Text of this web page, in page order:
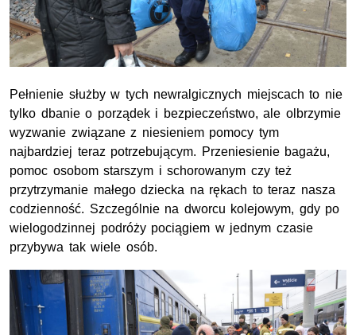
Pełnienie służby w tych newralgicznych miejscach to nie
tylko dbanie o porządek i bezpieczeństwo, ale olbrzymie
wyzwanie związane z niesieniem pomocy tym
najbardziej teraz potrzebującym. Przeniesienie bagażu,
pomoc osobom starszym i schorowanym czy też
przytrzymanie małego dziecka na rękach to teraz nasza
codzienność. Szczególnie na dworcu kolejowym, gdy po
wielogodzinnej podróży pociągiem w jednym czasie
przybywa tak wiele osób.